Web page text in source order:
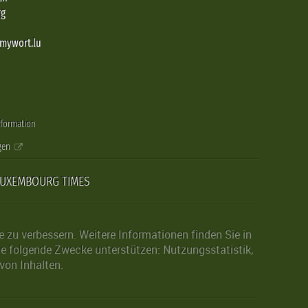
TIMES
verbessern. Weitere Informationen finden Sie in
folgende Zwecke unterstützen: Nutzungsstatistik,
Inhalten.